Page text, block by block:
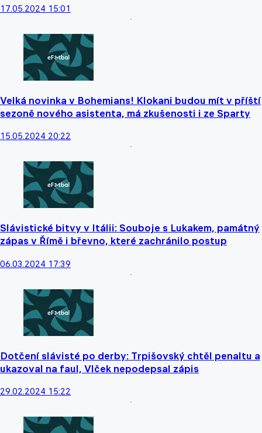
17.05.2024 15:01
Velká novinka v Bohemians! Klokani budou mít v příští
sezoně nového asistenta, má zkušenosti i ze Sparty
15.05.2024 20:22
Slávistické bitvy v Itálii: Souboje s Lukakem, památný
zápas v Římě i břevno, které zachránilo postup
06.03.2024 17:39
Dotčení slávisté po derby: Trpišovský chtěl penaltu a
ukazoval na faul, Vlček nepodepsal zápis
29.02.2024 15:22